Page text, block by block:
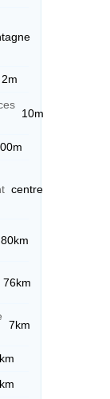
2m
10m
centre
80km
76km
7km